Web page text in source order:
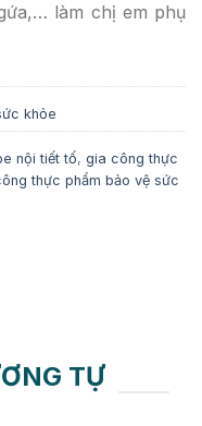
làm chị em phụ
khỏe
nội tiết tố, gia công thực
thực phẩm bảo vệ sức
TỰ